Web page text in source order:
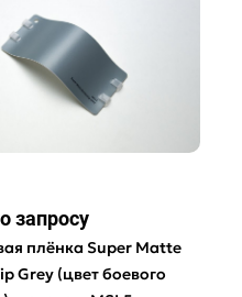
запросу
плёнка Super Matte
Grey (цвет боевого